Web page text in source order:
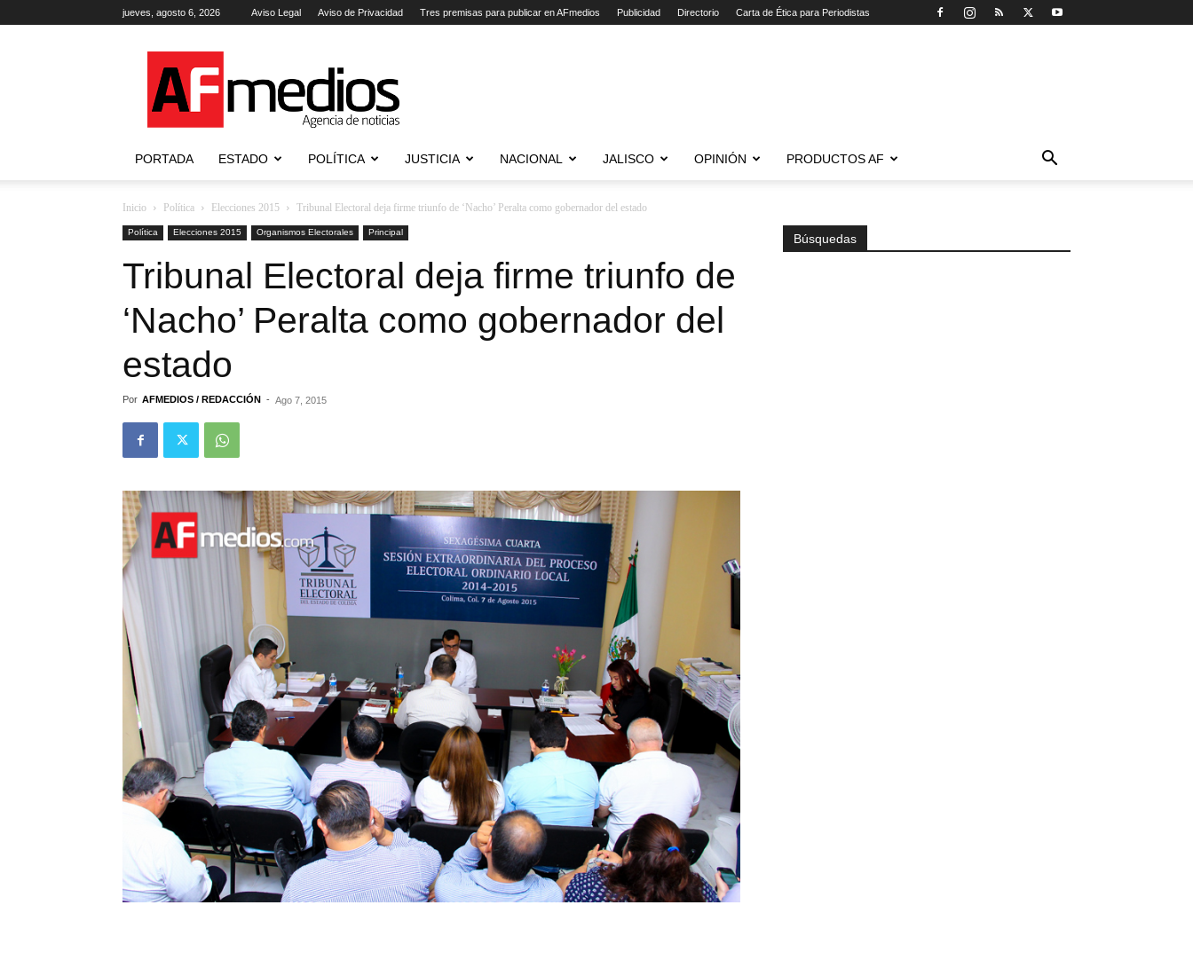
jueves, agosto 6, 2026 Aviso Legal Aviso de Privacidad Tres premisas para publicar en AFmedios Publicidad Directorio Carta de Ética para Periodistas
Agencia
de
Noticias
PORTADA ESTADO POLÍTICA JUSTICIA NACIONAL JALISCO OPINIÓN PRODUCTOS AF
Inicio Política Elecciones 2015 Tribunal Electoral deja firme triunfo de ‘Nacho’ Peralta como gobernador del estado
Política Elecciones 2015 Organismos Electorales Principal
Tribunal Electoral deja firme triunfo de
‘Nacho’ Peralta como gobernador del
estado
Por AFMEDIOS / REDACCIÓN - Ago 7, 2015
Búsquedas